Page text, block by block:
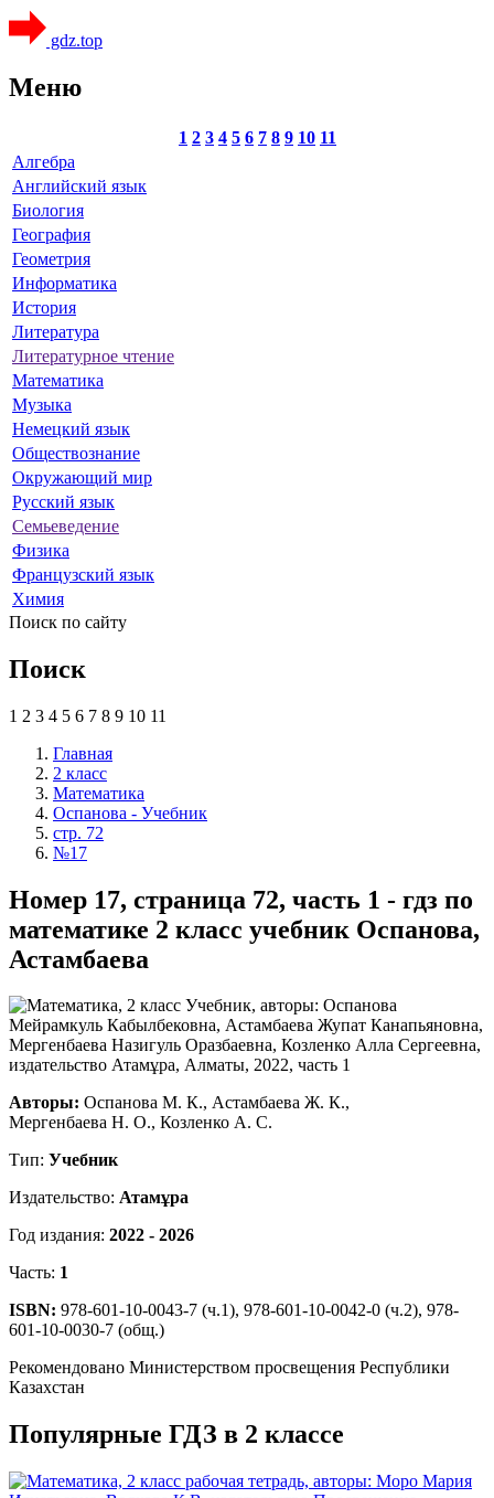
gdz.top
Меню
1 2 3 4 5 6 7 8 9 10 11
Алгебра
Английский язык
Биология
География
Геометрия
Информатика
История
Литература
Литературное чтение
Математика
Музыка
Немецкий язык
Обществознание
Окружающий мир
Русский язык
Семьеведение
Физика
Французский язык
Химия
Поиск по сайту
Поиск
1 2 3 4 5 6 7 8 9 10 11
Главная
2 класс
Математика
Оспанова - Учебник
стр. 72
№17
Номер 17, страница 72, часть 1 - гдз по
математике 2 класс учебник Оспанова,
Астамбаева
Авторы: Оспанова М. К., Астамбаева Ж. К.,
Мергенбаева Н. О., Козленко А. С.
Тип: Учебник
Издательство: Атамұра
Год издания: 2022 - 2026
Часть: 1
ISBN: 978-601-10-0043-7 (ч.1), 978-601-10-0042-0 (ч.2), 978-
601-10-0030-7 (общ.)
Рекомендовано Министерством просвещения Республики
Казахстан
Популярные ГДЗ в 2 классе